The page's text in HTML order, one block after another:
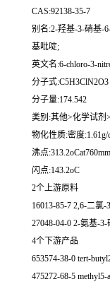
CAS:92138-35-7
别名:2-羟基-3-硝基-
基吡啶;
英文名:6-chloro-3-
分子式:C5H3ClN2O3
分子量:174.542
类别:其他>化学试剂
物化性质:密度:1.61g/
沸点
闪点:143.2oC
2个上游原料
16013-85-7 2,6-二氯
27048-04-0 2-氨基-
4个下游产品
653574-38-0 tert-
475272-68-5